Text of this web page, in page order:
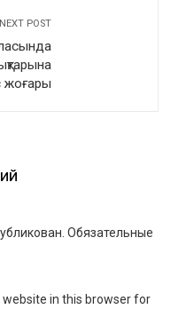
NEXT POST
жоғары
Обязательные
in this browser for